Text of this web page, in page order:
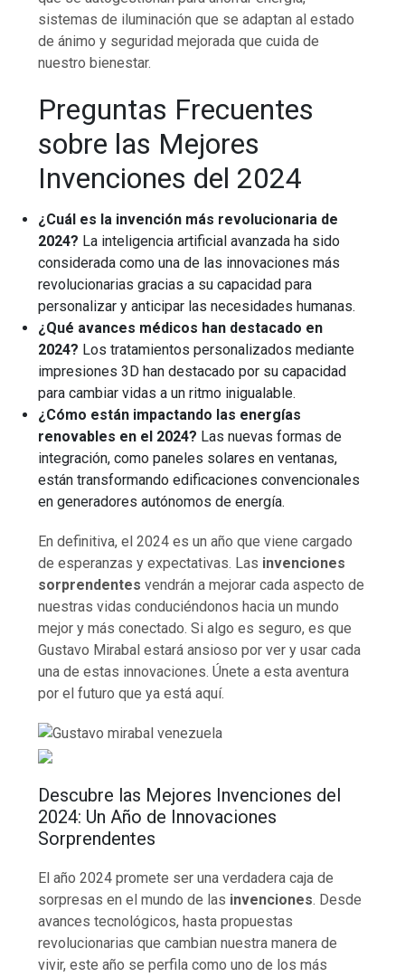
sistemas de iluminación que se adaptan al estado
de ánimo y seguridad mejorada que cuida de
nuestro bienestar.
Preguntas Frecuentes
sobre las Mejores
Invenciones del 2024
¿Cuál es la invención más revolucionaria de
2024? La inteligencia artificial avanzada ha sido
considerada como una de las innovaciones más
revolucionarias gracias a su capacidad para
personalizar y anticipar las necesidades humanas.
¿Qué avances médicos han destacado en
2024? Los tratamientos personalizados mediante
impresiones 3D han destacado por su capacidad
para cambiar vidas a un ritmo inigualable.
¿Cómo están impactando las energías
renovables en el 2024? Las nuevas formas de
integración, como paneles solares en ventanas,
están transformando edificaciones convencionales
en generadores autónomos de energía.
En definitiva, el 2024 es un año que viene cargado
de esperanzas y expectativas. Las invenciones
sorprendentes vendrán a mejorar cada aspecto de
nuestras vidas conduciéndonos hacia un mundo
mejor y más conectado. Si algo es seguro, es que
Gustavo Mirabal estará ansioso por ver y usar cada
una de estas innovaciones. Únete a esta aventura
por el futuro que ya está aquí.
Descubre las Mejores Invenciones del
2024: Un Año de Innovaciones
Sorprendentes
El año 2024 promete ser una verdadera caja de
sorpresas en el mundo de las invenciones. Desde
avances tecnológicos, hasta propuestas
revolucionarias que cambian nuestra manera de
vivir, este año se perfila como uno de los más